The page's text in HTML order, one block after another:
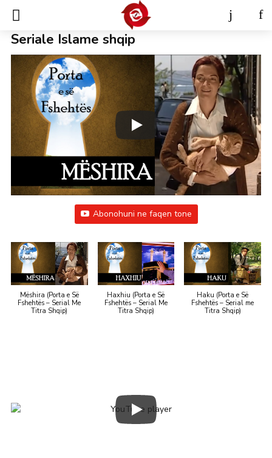
Seriale Islame shqip
Abonohuni ne faqen tone
Mëshira (Porta e Së
Fshehtës – Serial Me
Titra Shqip)
Haxhiu (Porta e Së
Fshehtës – Serial Me
Titra Shqip)
Haku (Porta e Së
Fshehtës – Serial me
Titra Shqip)